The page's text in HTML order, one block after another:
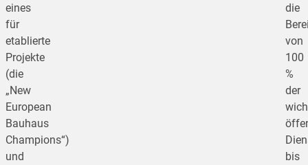
eines
für
etablierte
Projekte
(die
„New
European
Bauhaus
Champions“)
und
die
von
100
%
der
bis